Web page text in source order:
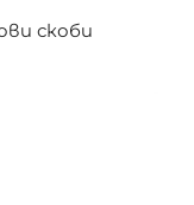
скоби